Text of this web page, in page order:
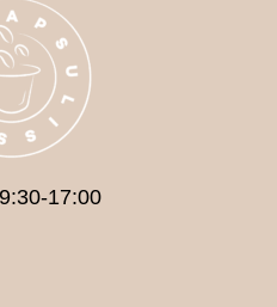
17:00